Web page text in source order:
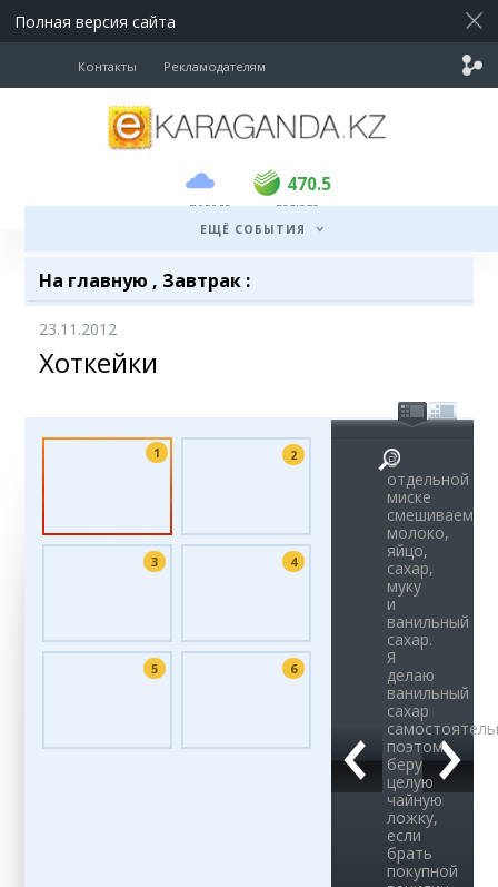
Полная версия сайта
Контакты Рекламодателям
погода
470.5
USD 469 470.5
валюта
ЕЩЁ СОБЫТИЯ
На главную , Завтрак :
23.11.2012
Хоткейки
1 2
3 4
5 6
В
отдельной
миске
смешиваем
молоко,
яйцо,
сахар,
муку
и
ванильный
сахар.
Я
делаю
ванильный
сахар
поэтом
беру
целую
чайную
ложку,
если
брать
покупной